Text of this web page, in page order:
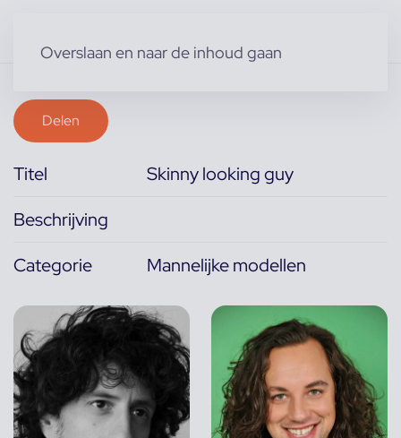
Overslaan en naar de inhoud gaan
Delen
Titel
Skinny looking guy
Beschrijving
Categorie
Mannelijke modellen